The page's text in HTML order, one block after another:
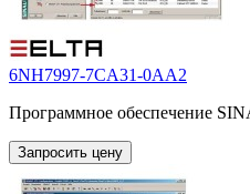
6NH7997-7CA31-0AA2
Программное обеспечение
Запросить цену